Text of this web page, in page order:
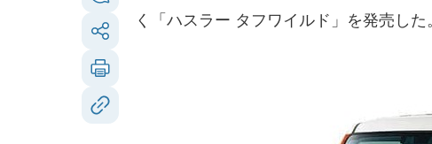
く「ハスラー タフワイルド」を発売した